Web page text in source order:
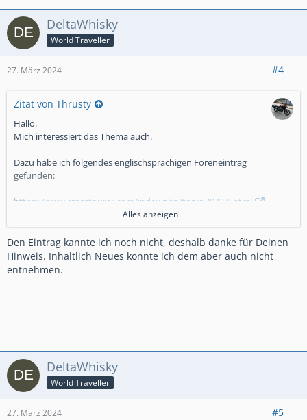
DeltaWhisky
World Traveller
27. März 2024 #4
Zitat von Thrusty
Hallo.
Mich interessiert das Thema auch.
Dazu habe ich folgendes englischsprachigen Foreneintrag
gefunden:
https://www.crosstourer.com/index.php/topic,3042.0.html
Den kennst Du schon, oder?
Alles anzeigen
Den Eintrag kannte ich noch nicht, deshalb danke für Deinen
Hinweis. Inhaltlich Neues konnte ich dem aber auch nicht
entnehmen.
DeltaWhisky
World Traveller
27. März 2024 #5